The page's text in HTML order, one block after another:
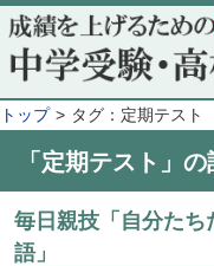
トップ タグ：定期テスト
「定期テスト」
毎日親技「自分た
語」